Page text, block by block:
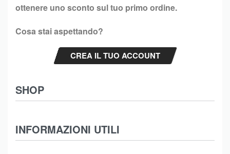
SHOP
Abbigliamento
Intimo
INFORMAZIONI UTILI
ottenere uno sconto sul tuo primo ordine.
Cosa stai aspettando?
CREA IL TUO ACCOUNT